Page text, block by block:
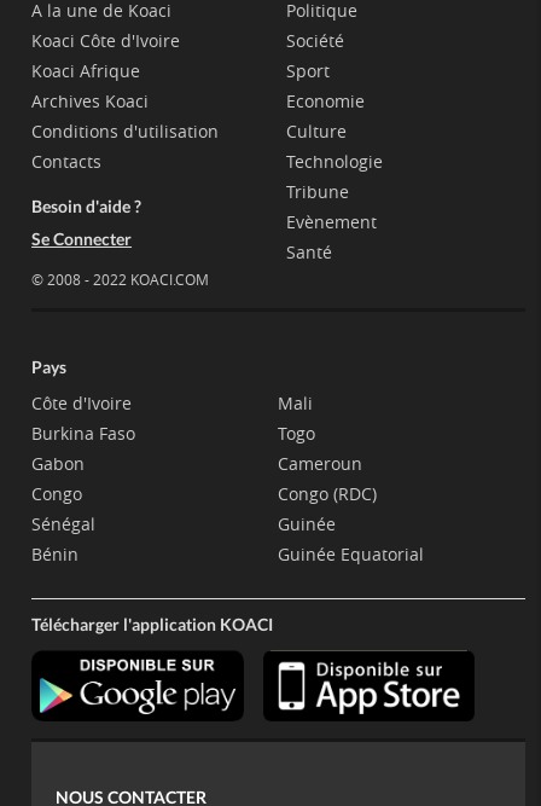
A la une de Koaci
Koaci Côte d'Ivoire
Koaci Afrique
Archives Koaci
Conditions d'utilisation
Contacts
Besoin d'aide ?
Se Connecter
© 2008 - 2022 KOACI.COM
Politique
Société
Sport
Economie
Culture
Technologie
Tribune
Evènement
Santé
Pays
Côte d'Ivoire
Burkina Faso
Gabon
Congo
Sénégal
Bénin
Mali
Togo
Cameroun
Congo (RDC)
Guinée
Guinée Equatorial
Télécharger l'application KOACI
NOUS CONTACTER